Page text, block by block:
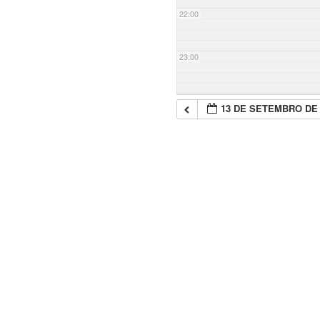
22:00
23:00
13 DE SETEMBRO DE